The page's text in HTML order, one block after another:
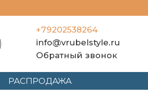
+79202538264
info@vrubelstyle.ru
Обратный звонок
РАСПРОДАЖА